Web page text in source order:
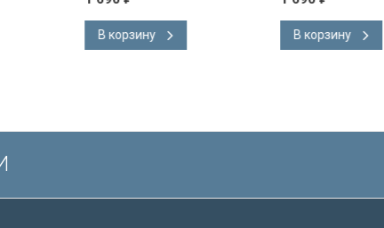
закладка,
слова
английском языке.
Словарь, карты, закладка,
подарочная вкладка, слова
В корзину В корзину